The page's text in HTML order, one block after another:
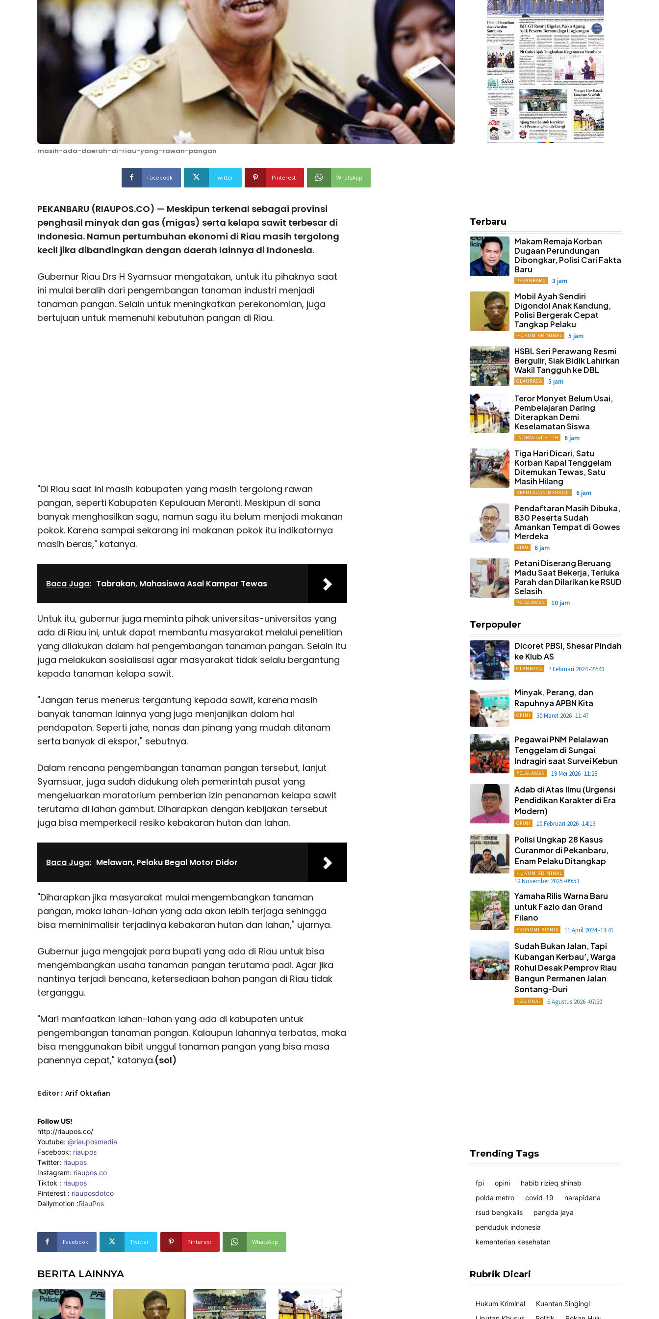
masih-ada-daerah-di-riau-yang-rawan-pangan
Facebook Twitter Pinterest WhatsApp
PEKANBARU (RIAUPOS.CO) — Meskipun terkenal sebagai provinsi
penghasil minyak dan gas (migas) serta kelapa sawit terbesar di
Indonesia. Namun pertumbuhan ekonomi di Riau masih tergolong
kecil jika dibandingkan dengan daerah lainnya di Indonesia.
Gubernur Riau Drs H Syamsuar mengatakan, untuk itu pihaknya saat
ini mulai beralih dari pengembangan tanaman industri menjadi
tanaman pangan. Selain untuk meningkatkan perekonomian, juga
bertujuan untuk memenuhi kebutuhan pangan di Riau.
"Di Riau saat ini masih kabupaten yang masih tergolong rawan
pangan, seperti Kabupaten Kepulauan Meranti. Meskipun di sana
banyak menghasilkan sagu, namun sagu itu belum menjadi makanan
pokok. Karena sampai sekarang ini makanan pokok itu indikatornya
masih beras," katanya.
Baca Juga: Tabrakan, Mahasiswa Asal Kampar Tewas
Untuk itu, gubernur juga meminta pihak universitas-universitas yang
ada di Riau ini, untuk dapat membantu masyarakat melalui penelitian
yang dilakukan dalam hal pengembangan tanaman pangan. Selain itu
juga melakukan sosialisasi agar masyarakat tidak selalu bergantung
kepada tanaman kelapa sawit.
"Jangan terus menerus tergantung kepada sawit, karena masih
banyak tanaman lainnya yang juga menjanjikan dalam hal
pendapatan. Seperti jahe, nanas dan pinang yang mudah ditanam
serta banyak di ekspor," sebutnya.
Dalam rencana pengembangan tanaman pangan tersebut, lanjut
Syamsuar, juga sudah didukung oleh pemerintah pusat yang
mengeluarkan moratorium pemberian izin penanaman kelapa sawit
terutama di lahan gambut. Diharapkan dengan kebijakan tersebut
juga bisa memperkecil resiko kebakaran hutan dan lahan.
Baca Juga: Melawan, Pelaku Begal Motor Didor
"Diharapkan jika masyarakat mulai mengembangkan tanaman
pangan, maka lahan-lahan yang ada akan lebih terjaga sehingga
bisa meminimalisir terjadinya kebakaran hutan dan lahan," ujarnya.
Gubernur juga mengajak para bupati yang ada di Riau untuk bisa
mengembangkan usaha tanaman pangan terutama padi. Agar jika
nantinya terjadi bencana, ketersediaan bahan pangan di Riau tidak
terganggu.
"Mari manfaatkan lahan-lahan yang ada di kabupaten untuk
pengembangan tanaman pangan. Kalaupun lahannya terbatas, maka
bisa menggunakan bibit unggul tanaman pangan yang bisa masa
panennya cepat," katanya.(sol)
Editor : Arif Oktafian
Follow US!
http://riaupos.co/
Youtube: @riauposmedia
Facebook: riaupos
Twitter: riaupos
Instagram: riaupos.co
Tiktok : riaupos
Pinterest : riauposdotco
Dailymotion :RiauPos
Facebook Twitter Pinterest WhatsApp
BERITA LAINNYA
Terbaru
Makam Remaja Korban
Dugaan Perundungan
Dibongkar, Polisi Cari Fakta
Baru
PEKANBARU 3 jam
Mobil Ayah Sendiri
Digondol Anak Kandung,
Polisi Bergerak Cepat
Tangkap Pelaku
HUKUM KRIMINAL 5 jam
HSBL Seri Perawang Resmi
Bergulir, Siak Bidik Lahirkan
Wakil Tangguh ke DBL
OLAHRAGA 5 jam
Teror Monyet Belum Usai,
Pembelajaran Daring
Diterapkan Demi
Keselamatan Siswa
INDRAGIRI HILIR 6 jam
Tiga Hari Dicari, Satu
Korban Kapal Tenggelam
Ditemukan Tewas, Satu
Masih Hilang
KEPULAUAN MERANTI 6 jam
Pendaftaran Masih Dibuka,
830 Peserta Sudah
Amankan Tempat di Gowes
Merdeka
RIAU 6 jam
Petani Diserang Beruang
Madu Saat Bekerja, Terluka
Parah dan Dilarikan ke RSUD
Selasih
PELALAWAN 10 jam
Terpopuler
Dicoret PBSI, Shesar Pindah
ke Klub AS
OLAHRAGA 7 Februari 2024 -22:40
Minyak, Perang, dan
Rapuhnya APBN Kita
OPINI 30 Maret 2026 -11:47
Pegawai PNM Pelalawan
Tenggelam di Sungai
Indragiri saat Survei Kebun
PELALAWAN 19 Mei 2026 -11:28
Adab di Atas Ilmu (Urgensi
Pendidikan Karakter di Era
Modern)
OPINI 10 Februari 2026 -14:13
Polisi Ungkap 28 Kasus
Curanmor di Pekanbaru,
Enam Pelaku Ditangkap
HUKUM KRIMINAL
12 November 2025 -09:53
Yamaha Rilis Warna Baru
untuk Fazio dan Grand
Filano
EKONOMI BISNIS 11 April 2024 -13:41
Sudah Bukan Jalan, Tapi
Kubangan Kerbau’, Warga
Rohul Desak Pemprov Riau
Bangun Permanen Jalan
Sontang-Duri
NASIONAL 5 Agustus 2026 -07:50
Trending Tags
fpi opini
habib rizieq shihab
polda metro
covid-19
narapidana
rsud bengkalis
pangda jaya
penduduk indonesia
kementerian kesehatan
Rubrik Dicari
Hukum Kriminal
Kuantan Singingi